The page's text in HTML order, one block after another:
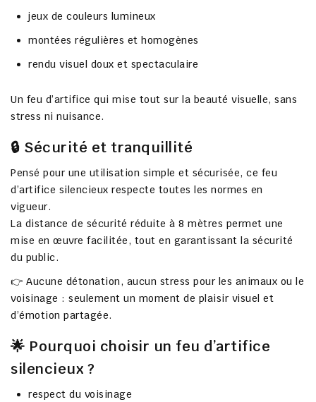
jeux de couleurs lumineux
montées régulières et homogènes
rendu visuel doux et spectaculaire
Un feu d’artifice qui mise tout sur la beauté visuelle, sans
stress ni nuisance.
🔒 Sécurité et tranquillité
Pensé pour une utilisation simple et sécurisée, ce feu
d’artifice silencieux respecte toutes les normes en
vigueur.
La distance de sécurité réduite à 8 mètres permet une
mise en œuvre facilitée, tout en garantissant la sécurité
du public.
👉 Aucune détonation, aucun stress pour les animaux ou le
voisinage : seulement un moment de plaisir visuel et
d’émotion partagée.
🌟 Pourquoi choisir un feu d’artifice
silencieux ?
respect du voisinage